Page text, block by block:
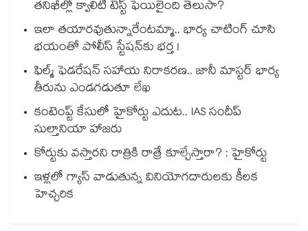
తనిఖీల్లో క్వాలిటీ టెస్ట్ ఫెయిలైంది తెలుసా?
ఇలా తయారవుతున్నారేంటమ్మా.. భార్య చాటింగ్ చూసి
భయంతో పోలీస్ స్టేషన్⁫కు భర్త !
ఫిల్మ్ ఫెడరేషన్ సహాయ నిరాకరణ.. జానీ మాస్టర్ భార్య
తీరును ఎండగడుతూ లేఖ
కంటెంప్ట్ కేసులో హైకోర్టు ఎదుట.. IAS సందీప్
సుల్తానియా హాజరు
కోర్టుకు వస్తారని రాత్రికి రాత్రే కూల్చేస్తారా? : హైకోర్టు
ఇళ్లలో గ్యాస్ వాడుతున్న వినియోగదారులకు కీలక
హెచ్చరిక